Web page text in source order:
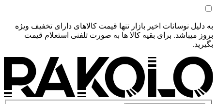
به دلیل نوسانات اخیر بازار تنها قیمت کالاهای دارای تخفیف ویژه
بروز میباشد. برای بقیه کالا ها به صورت تلفنی استعلام قیمت
بگیرید.